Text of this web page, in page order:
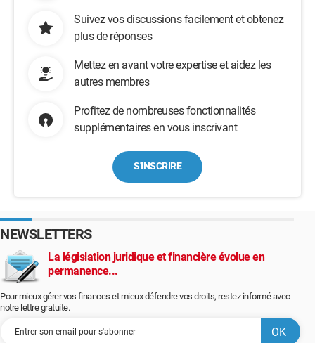
Suivez vos discussions facilement et obtenez
plus de réponses
Mettez en avant votre expertise et aidez les
autres membres
Profitez de nombreuses fonctionnalités
supplémentaires en vous inscrivant
S'INSCRIRE
NEWSLETTERS
La législation juridique et financière évolue en
permanence...
Pour mieux gérer vos finances et mieux défendre vos droits, restez informé avec
notre lettre gratuite.